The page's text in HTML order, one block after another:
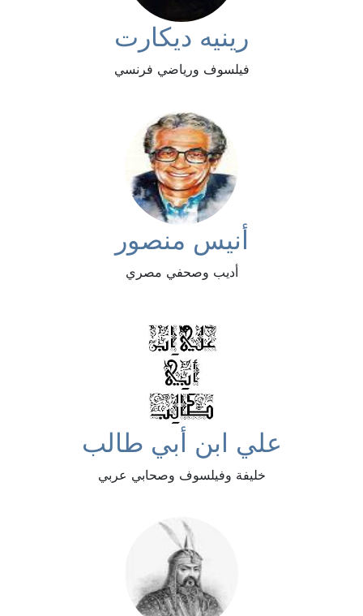
رينيه ديكارت
فيلسوف ورياضي فرنسي
أنيس منصور
أديب وصحفي مصري
علي ابن أبي طالب
خليفة وفيلسوف وصحابي عربي